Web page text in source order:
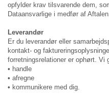
opfylder krav tilsvarende dem,
Dataansvarlige i medfør af Aftalen.
Leverandør
Er du leverandør eller
kontakt- og
forretningsrelationer er ophørt. Vi
• handle
• afregne
• kommunikere med dig.